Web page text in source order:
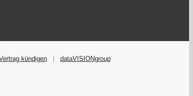
kündigen| dataVISIONgroup